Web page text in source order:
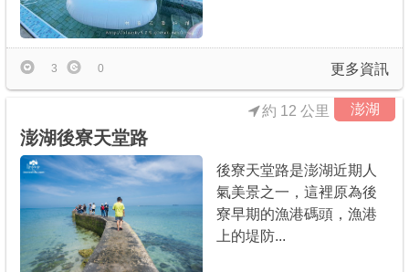
更多資訊
3 0
澎湖
澎湖後寮天堂路
約 12 公里
後寮天堂路是澎湖近期人
氣美景之一，這裡原為後
寮早期的漁港碼頭，漁港
上的堤防...